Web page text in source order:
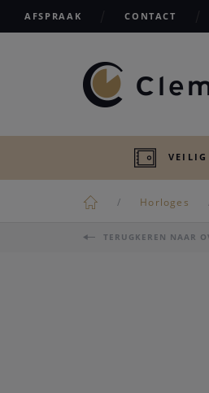
AFSPRAAK CONTACT
VEILIG
Horloges
TERUGKEREN NAAR